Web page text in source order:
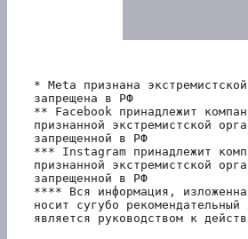
* Meta признана
запрещена в РФ
** Facebook принадлежит
признанной экстремистской
запрещенной в РФ
*** Instagram принадлежит
признанной экстремистской
запрещенной в РФ
**** Вся информация,
носит сугубо
является руководством к